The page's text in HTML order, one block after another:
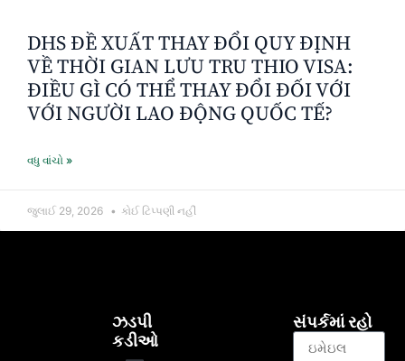
DHS ĐỀ XUẤT THAY ĐỔI QUY ĐỊNH
VỀ THỜI GIAN LƯU TRU THIO VISA:
ĐIỀU GÌ CÓ THỂ THAY ĐỔI ĐỐI VỚI
VỚI NGƯỜI LAO ĐỘNG QUỐC TẾ?
વધુ વાંચો »
જુલાઈ 29, 2026 કોઈ ટિપ્પણી નહીં
ઝડપી
કડીઓ
સંપર્કમાં રહો